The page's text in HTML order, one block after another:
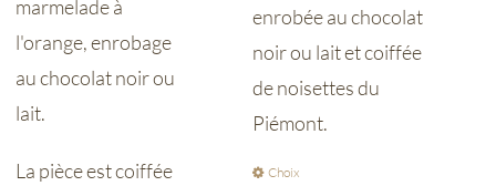
marmelade à
l'orange, enrobage
au chocolat noir ou
lait.
La pièce est coiffée
enrobée au chocolat
noir ou lait et coiffée
de noisettes du
Piémont.
Choix